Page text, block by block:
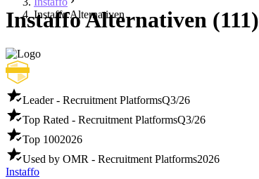
Instaffo Alternativen
Instaffo Alternativen (111)
Leader - Recruitment PlatformsQ3/26
Top Rated - Recruitment PlatformsQ3/26
Top 1002026
Used by OMR - Recruitment Platforms2026
Instaffo